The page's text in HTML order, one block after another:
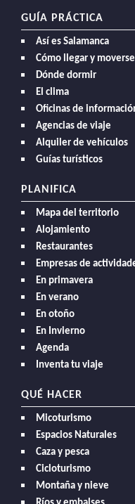
GUÍA PRÁCTICA
Así es Salamanca
Cómo llegar y moverse
Dónde dormir
El clima
Oficinas de
Agencias de viaje
Alquiler de vehículos
Guías turísticos
PLANIFICA
Mapa del territorio
Alojamiento
Restaurantes
Empresas de
En primavera
En verano
En otoño
En Invierno
Agenda
Inventa tu viaje
QUÉ HACER
Micoturismo
Espacios Naturales
Caza y pesca
Cicloturismo
Montaña y nieve